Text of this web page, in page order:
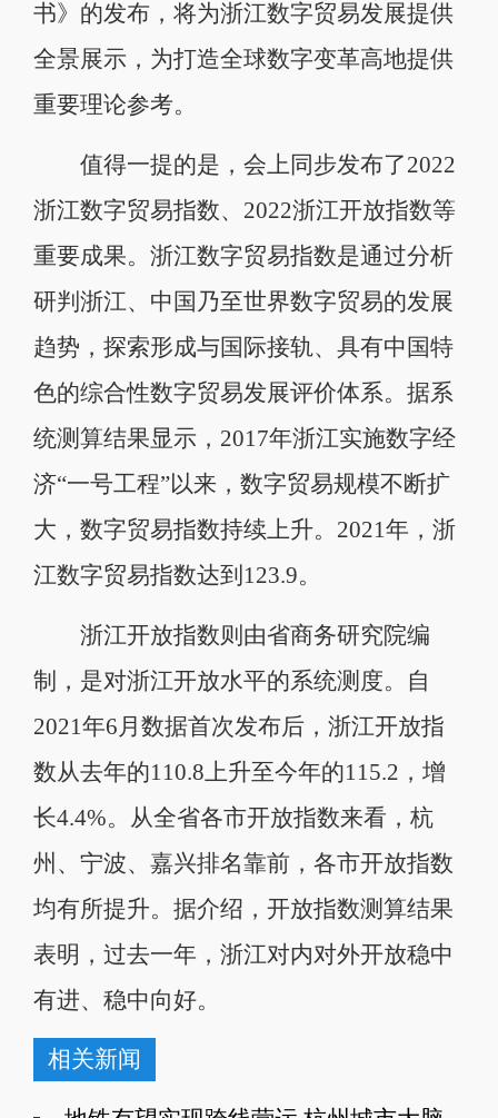
书》的发布，将为浙江数字贸易发展提供
全景展示，为打造全球数字变革高地提供
重要理论参考。
值得一提的是，会上同步发布了2022
浙江数字贸易指数、2022浙江开放指数等
重要成果。浙江数字贸易指数是通过分析
研判浙江、中国乃至世界数字贸易的发展
趋势，探索形成与国际接轨、具有中国特
色的综合性数字贸易发展评价体系。据系
统测算结果显示，2017年浙江实施数字经
济“一号工程”以来，数字贸易规模不断扩
大，数字贸易指数持续上升。2021年，浙
江数字贸易指数达到123.9。
浙江开放指数则由省商务研究院编
制，是对浙江开放水平的系统测度。自
2021年6月数据首次发布后，浙江开放指
数从去年的110.8上升至今年的115.2，增
长4.4%。从全省各市开放指数来看，杭
州、宁波、嘉兴排名靠前，各市开放指数
均有所提升。据介绍，开放指数测算结果
表明，过去一年，浙江对内对外开放稳中
有进、稳中向好。
相关新闻